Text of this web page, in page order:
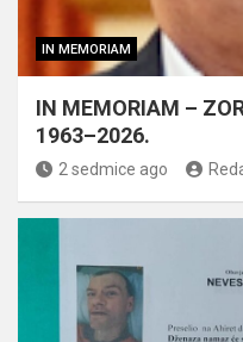
IN MEMORIAM
IN MEMORIAM –
1963–2026.
2 sedmice ago